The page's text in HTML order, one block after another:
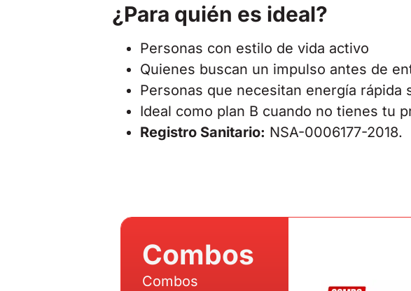
¿Para quién es ideal?
Personas con estilo de vida activo
Quienes buscan un impulso antes de
Personas que necesitan energía rápida
Ideal como plan B cuando no tienes tu
Registro Sanitario: NSA-0006177-2018.
Combos
Combos